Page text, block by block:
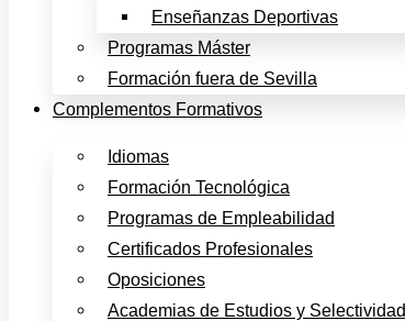
Enseñanzas Deportivas
Programas Máster
Formación fuera de Sevilla
Complementos Formativos
Idiomas
Formación Tecnológica
Programas de Empleabilidad
Certificados Profesionales
Oposiciones
Academias de Estudios y Selectividad